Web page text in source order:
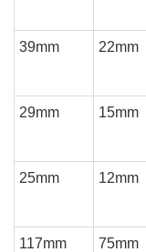
39mm 22mm
29mm 15mm
25mm 12mm
117mm 75mm